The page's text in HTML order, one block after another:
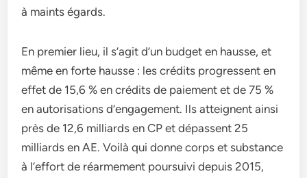
à maints égards.
En premier lieu, il s’agit d’un budget en hausse, et
même en forte hausse : les crédits progressent en
effet de 15,6 % en crédits de paiement et de 75 %
en autorisations d’engagement. Ils atteignent ainsi
près de 12,6 milliards en CP et dépassent 25
milliards en AE. Voilà qui donne corps et substance
à l’effort de réarmement poursuivi depuis 2015,